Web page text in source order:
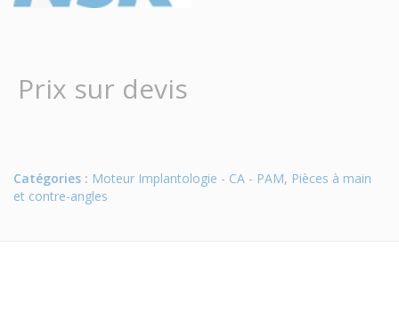
Prix sur devis
Catégories : Moteur Implantologie - CA - PAM, Pièces à main
et contre-angles